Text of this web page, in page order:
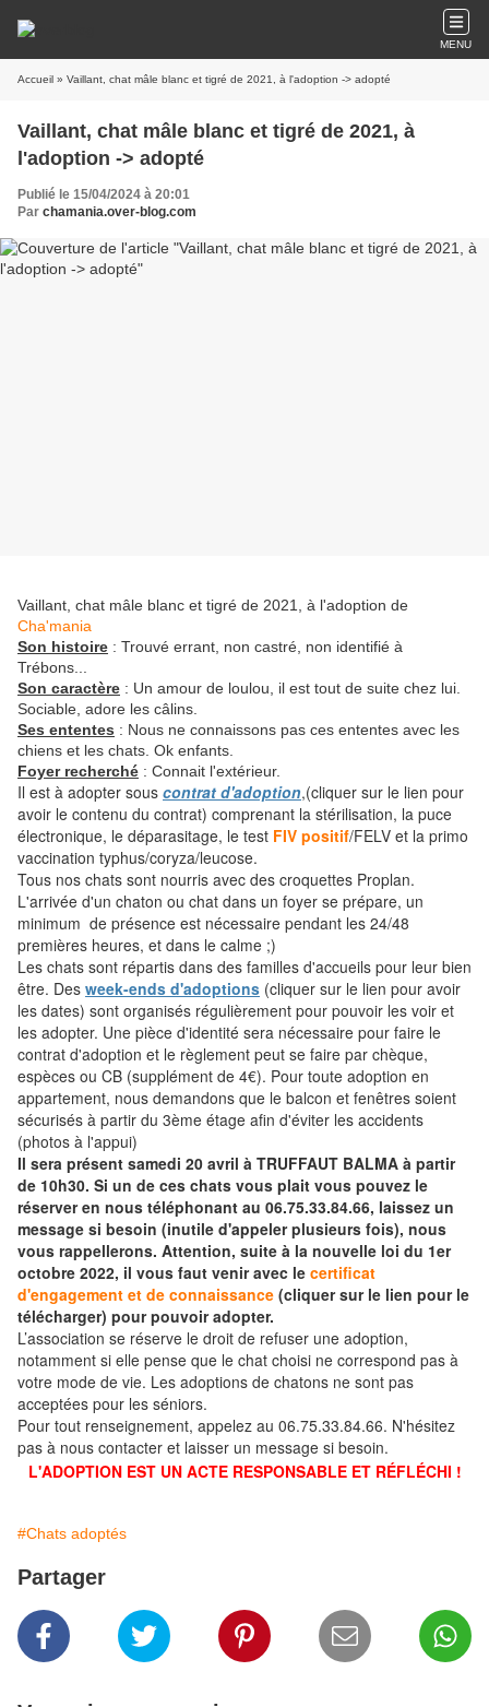
MENU
Accueil » Vaillant, chat mâle blanc et tigré de 2021, à l'adoption -> adopté
Vaillant, chat mâle blanc et tigré de 2021, à
l'adoption -> adopté
Publié le 15/04/2024 à 20:01
Par chamania.over-blog.com
Vaillant, chat mâle blanc et tigré de 2021, à l'adoption de
Cha'mania
Son histoire : Trouvé errant, non castré, non identifié à
Trébons...
Son caractère : Un amour de loulou, il est tout de suite chez lui.
Sociable, adore les câlins.
Ses ententes : Nous ne connaissons pas ces ententes avec les
chiens et les chats. Ok enfants.
Foyer recherché : Connait l'extérieur.
Il est à adopter sous contrat d'adoption,(cliquer sur le lien pour
avoir le contenu du contrat) comprenant la stérilisation, la puce
électronique, le déparasitage, le test FIV positif/FELV et la primo
vaccination typhus/coryza/leucose.
Tous nos chats sont nourris avec des croquettes Proplan.
L'arrivée d'un chaton ou chat dans un foyer se prépare, un
minimum de présence est nécessaire pendant les 24/48
premières heures, et dans le calme ;)
Les chats sont répartis dans des familles d'accueils pour leur bien
être. Des week-ends d'adoptions (cliquer sur le lien pour avoir
les dates) sont organisés régulièrement pour pouvoir les voir et
les adopter. Une pièce d'identité sera nécessaire pour faire le
contrat d'adoption et le règlement peut se faire par chèque,
espèces ou CB (supplément de 4€). Pour toute adoption en
appartement, nous demandons que le balcon et fenêtres soient
sécurisés à partir du 3ème étage afin d'éviter les accidents
(photos à l'appui)
Il sera présent samedi 20 avril à TRUFFAUT BALMA à partir
de 10h30. Si un de ces chats vous plait vous pouvez le
réserver en nous téléphonant au 06.75.33.84.66, laissez un
message si besoin (inutile d'appeler plusieurs fois), nous
vous rappellerons. Attention, suite à la nouvelle loi du 1er
octobre 2022, il vous faut venir avec le certificat
d'engagement et de connaissance (cliquer sur le lien pour le
télécharger) pour pouvoir adopter.
L’association se réserve le droit de refuser une adoption,
notamment si elle pense que le chat choisi ne correspond pas à
votre mode de vie. Les adoptions de chatons ne sont pas
acceptées pour les séniors.
Pour tout renseignement, appelez au 06.75.33.84.66. N'hésitez
pas à nous contacter et laisser un message si besoin.
L'ADOPTION EST UN ACTE RESPONSABLE ET RÉFLÉCHI !
#Chats adoptés
Partager